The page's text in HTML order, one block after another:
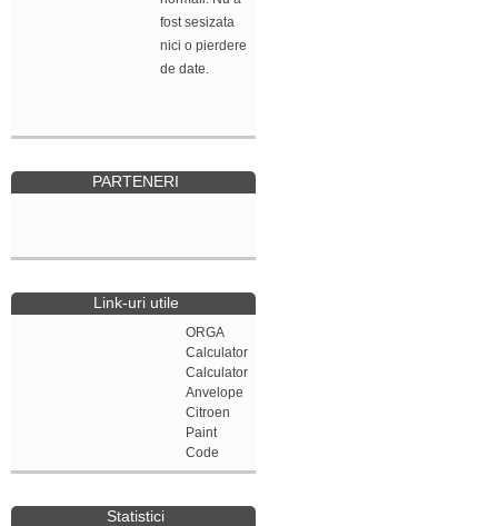
fost sesizata
nici o pierdere
de date.
PARTENERI
Link-uri utile
ORGA
Calculator
Calculator
Anvelope
Citroen
Paint
Code
Statistici